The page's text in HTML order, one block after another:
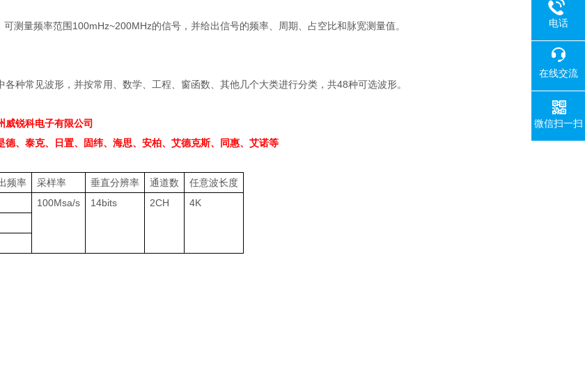
可测量频率范围100mHz~200MHz的信号，并给出信号的频率、周期、占空比和脉宽测量值。
各种常见波形，并按常用、数学、工程、窗函数、其他几个大类进行分类，共48种可选波形。
威锐科电子有限公司
德、泰克、日置、固纬、海思、安柏、艾德克斯、同惠、艾诺等
频率 采样率 垂直分辨率 通道数
任意波长度
100Msa/s 14bits 2CH
4K
电话
在线交流
微信扫一扫